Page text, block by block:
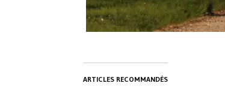
ARTICLES RECOMMANDÉS